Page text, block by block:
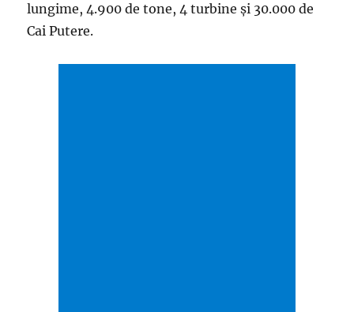
lungime, 4.900 de tone, 4 turbine și 30.000 de
Cai Putere.